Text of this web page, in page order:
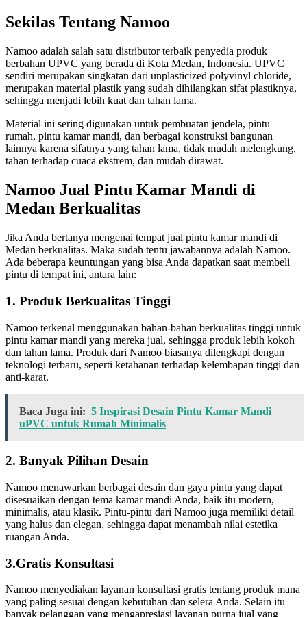
Sekilas Tentang Namoo
Namoo adalah salah satu distributor terbaik penyedia produk
berbahan UPVC yang berada di Kota Medan, Indonesia. UPVC
sendiri merupakan singkatan dari unplasticized polyvinyl chloride,
merupakan material plastik yang sudah dihilangkan sifat plastiknya,
sehingga menjadi lebih kuat dan tahan lama.
Material ini sering digunakan untuk pembuatan jendela, pintu
rumah, pintu kamar mandi, dan berbagai konstruksi bangunan
lainnya karena sifatnya yang tahan lama, tidak mudah melengkung,
tahan terhadap cuaca ekstrem, dan mudah dirawat.
Namoo Jual Pintu Kamar Mandi di
Medan Berkualitas
Jika Anda bertanya mengenai tempat jual pintu kamar mandi di
Medan berkualitas. Maka sudah tentu jawabannya adalah Namoo.
Ada beberapa keuntungan yang bisa Anda dapatkan saat membeli
pintu di tempat ini, antara lain:
1. Produk Berkualitas Tinggi
Namoo terkenal menggunakan bahan-bahan berkualitas tinggi untuk
pintu kamar mandi yang mereka jual, sehingga produk lebih kokoh
dan tahan lama. Produk dari Namoo biasanya dilengkapi dengan
teknologi terbaru, seperti ketahanan terhadap kelembapan tinggi dan
anti-karat.
Baca Juga ini: 5 Inspirasi Desain Pintu Kamar Mandi
uPVC untuk Rumah Minimalis
2. Banyak Pilihan Desain
Namoo menawarkan berbagai desain dan gaya pintu yang dapat
disesuaikan dengan tema kamar mandi Anda, baik itu modern,
minimalis, atau klasik. Pintu-pintu dari Namoo juga memiliki detail
yang halus dan elegan, sehingga dapat menambah nilai estetika
ruangan Anda.
3.Gratis Konsultasi
Namoo menyediakan layanan konsultasi gratis tentang produk mana
yang paling sesuai dengan kebutuhan dan selera Anda. Selain itu
banyak pelanggan yang mengapresiasi layanan purna jual yang